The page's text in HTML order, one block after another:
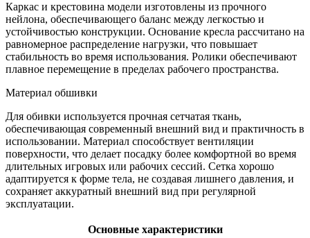
Каркас и крестовина модели изготовлены из прочного
нейлона, обеспечивающего баланс между легкостью и
устойчивостью конструкции. Основание кресла рассчитано на
равномерное распределение нагрузки, что повышает
стабильность во время использования. Ролики обеспечивают
плавное перемещение в пределах рабочего пространства.
Материал обшивки
Для обивки используется прочная сетчатая ткань,
обеспечивающая современный внешний вид и практичность в
использовании. Материал способствует вентиляции
поверхности, что делает посадку более комфортной во время
длительных игровых или рабочих сессий. Сетка хорошо
адаптируется к форме тела, не создавая лишнего давления, и
сохраняет аккуратный внешний вид при регулярной
эксплуатации.
Основные характеристики